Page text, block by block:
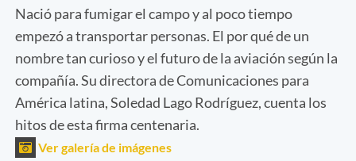
Nació para fumigar el campo y al poco tiempo
empezó a transportar personas. El por qué de un
nombre tan curioso y el futuro de la aviación según la
compañía. Su directora de Comunicaciones para
América latina, Soledad Lago Rodríguez, cuenta los
hitos de esta firma centenaria.
Ver galería de imágenes